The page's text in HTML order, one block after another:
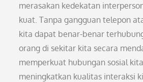
merasakan kedekatan
kuat. Tanpa gangguan telepon
kita dapat benar-benar
orang di sekitar kita secara
memperkuat hubungan sosial
meningkatkan kualitas interaksi